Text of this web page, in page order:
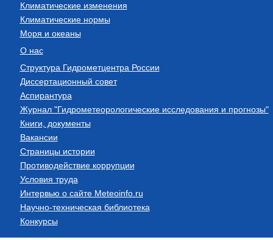
Климатические изменения
Климатические нормы
Моря и океаны
О нас
Структура Гидрометцентра России
Диссертационный совет
Аспирантура
Журнал "Гидрометеорологические исследования и прогнозы"
Книги, документы
Вакансии
Страницы истории
Противодействие коррупции
Условия труда
Интервью о сайте Meteoinfo.ru
Научно-техническая библиотека
Конкурсы